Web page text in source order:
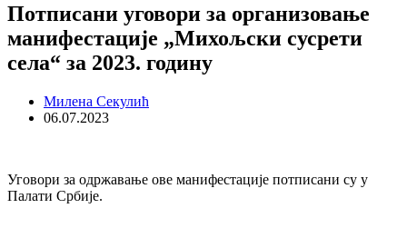
Потписани уговори за организовање
манифестације „Михољски сусрети
села“ за 2023. годину
Милена Секулић
06.07.2023
Уговори за одржавање ове манифестације потписани су у
Палати Србије.